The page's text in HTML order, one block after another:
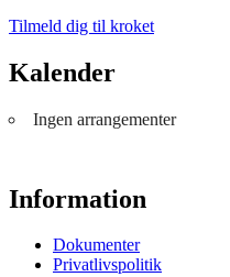
Tilmeld dig til kroket
Kalender
Ingen arrangementer
Information
Dokumenter
Privatlivspolitik